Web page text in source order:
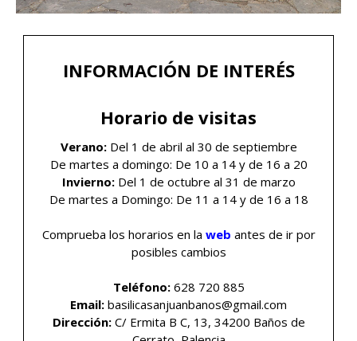
INFORMACIÓN DE INTERÉS
Horario de visitas
Verano:Del 1 de abril al 30 de septiembre
De martes a domingo: De 10 a 14 y de 16 a 20
Invierno:Del 1 de octubre al 31 de marzo
De martes a Domingo: De 11 a 14 y de 16 a 18
Comprueba los horarios en la web antes de ir por
posibles cambios
Teléfono:628 720 885
Email: basilicasanjuanbanos@gmail.com
Dirección:C/ Ermita B C, 13, 34200 Baños de